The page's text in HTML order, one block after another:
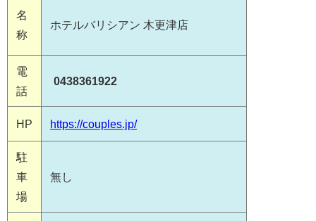
名
称
ホテルバリシアン 木更津店
電
話
0438361922
HP https://couples.jp/
駐
車
場
無し